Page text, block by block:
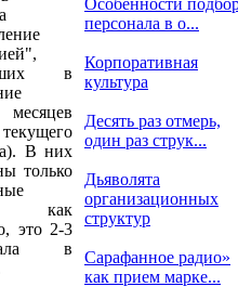
в
месяцев
В них
только
как
это 2-3
в
Особенности
персонала в о...
Корпоративная
культура
Десять раз отмерь,
один раз струк...
Дьяволята
организационных
структур
Сарафанное радио»
как прием марке...